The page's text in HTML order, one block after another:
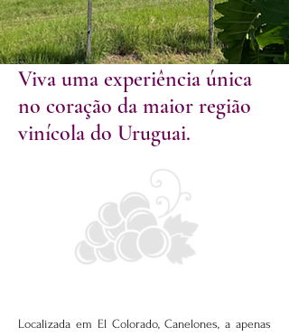
Viva uma experiência única
no coração da maior região
vinícola do Uruguai.
Localizada em El Colorado, Canelones, a apenas